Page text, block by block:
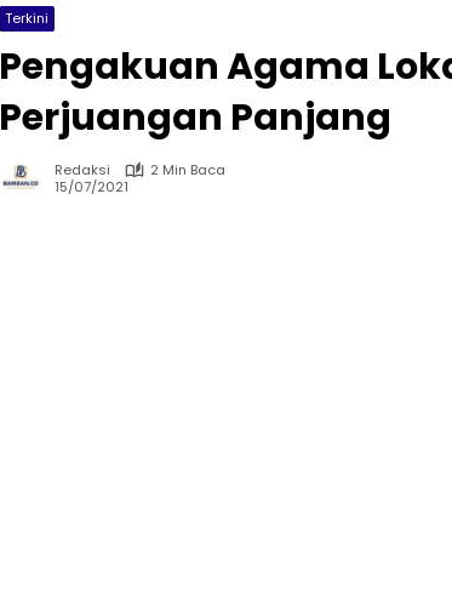
Terkini
Pengakuan Agama
Perjuangan Panjang
Redaksi
2 Min Baca
15/07/2021